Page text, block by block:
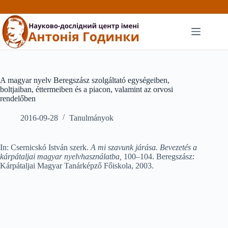
до
вмісту
A magyar nyelv Beregszász szolgáltató egységeiben,
boltjaiban, éttermeiben és a piacon, valamint az orvosi
rendelőben
2016-09-28 Tanulmányok
In: Csernicskó István szerk. A mi szavunk járása. Bevezetés a
kárpátaljai magyar nyelvhasználatba, 100–104. Beregszász:
Kárpátaljai Magyar Tanárképző Főiskola, 2003.